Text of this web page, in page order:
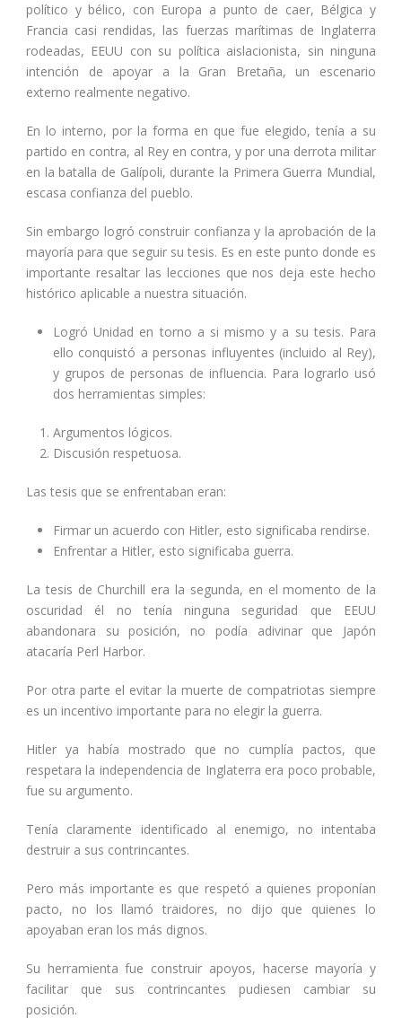
político y bélico, con Europa a punto de caer, Bélgica y
Francia casi rendidas, las fuerzas marítimas de Inglaterra
rodeadas, EEUU con su política aislacionista, sin ninguna
intención de apoyar a la Gran Bretaña, un escenario
externo realmente negativo.
En lo interno, por la forma en que fue elegido, tenía a su
partido en contra, al Rey en contra, y por una derrota militar
en la batalla de Galípoli, durante la Primera Guerra Mundial,
escasa confianza del pueblo.
Sin embargo logró construir confianza y la aprobación de la
mayoría para que seguir su tesis. Es en este punto donde es
importante resaltar las lecciones que nos deja este hecho
histórico aplicable a nuestra situación.
Logró Unidad en torno a si mismo y a su tesis. Para
ello conquistó a personas influyentes (incluido al Rey),
y grupos de personas de influencia. Para lograrlo usó
dos herramientas simples:
Argumentos lógicos.
Discusión respetuosa.
Las tesis que se enfrentaban eran:
Firmar un acuerdo con Hitler, esto significaba rendirse.
Enfrentar a Hitler, esto significaba guerra.
La tesis de Churchill era la segunda, en el momento de la
oscuridad él no tenía ninguna seguridad que EEUU
abandonara su posición, no podía adivinar que Japón
atacaría Perl Harbor.
Por otra parte el evitar la muerte de compatriotas siempre
es un incentivo importante para no elegir la guerra.
Hitler ya había mostrado que no cumplía pactos, que
respetara la independencia de Inglaterra era poco probable,
fue su argumento.
Tenía claramente identificado al enemigo, no intentaba
destruir a sus contrincantes.
Pero más importante es que respetó a quienes proponían
pacto, no los llamó traidores, no dijo que quienes lo
apoyaban eran los más dignos.
Su herramienta fue construir apoyos, hacerse mayoría y
facilitar que sus contrincantes pudiesen cambiar su
posición.